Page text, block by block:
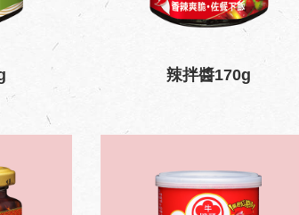
辣拌醬170g